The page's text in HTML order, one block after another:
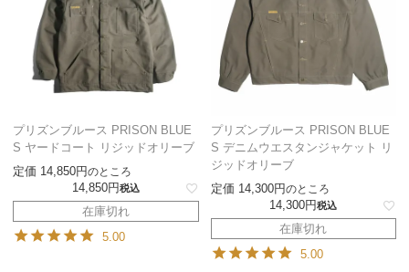
プリズンブルース PRISON BLUE
S ヤードコート リジッドオリーブ
定価 14,850 のところ
14,850 税込
在庫切れ
5.00
プリズンブルース PRISON BLUE
S デニムウエスタンジャケット リ
ジッドオリーブ
定価 14,300 のところ
14,300 税込
在庫切れ
5.00